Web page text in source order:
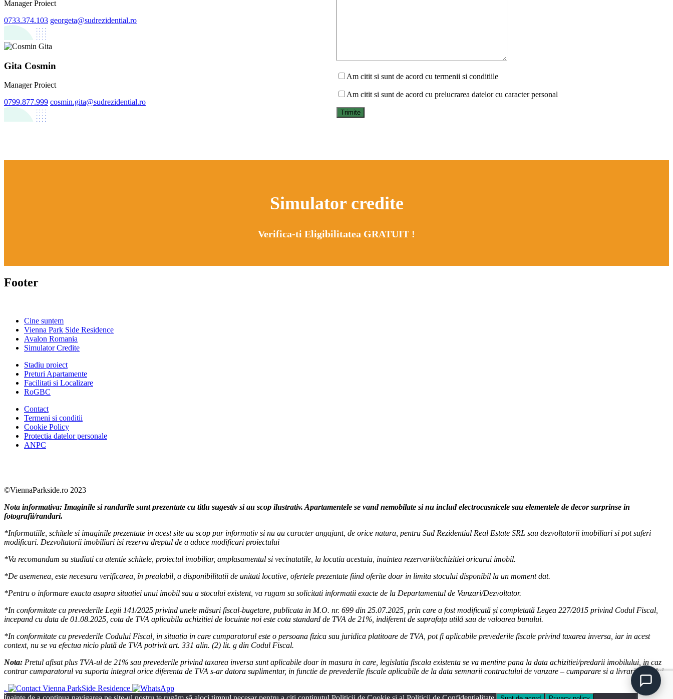
Manager Proiect
0733.374.103 georgeta@sudrezidential.ro
Gita Cosmin
Manager Proiect
0799.877.999 cosmin.gita@sudrezidential.ro
Am citit si sunt de acord cu termenii si conditiile
Am citit si sunt de acord cu prelucrarea datelor cu caracter personal
Simulator credite
Verifica-ti Eligibilitatea GRATUIT !
Footer
Cine suntem
Vienna Park Side Residence
Avalon Romania
Simulator Credite
Stadiu proiect
Preturi Apartamente
Facilitati si Localizare
RoGBC
Contact
Termeni si conditii
Cookie Policy
Protectia datelor personale
ANPC
©ViennaParkside.ro 2023
Nota informativa: Imaginile si randarile sunt prezentate cu titlu sugestiv si au scop ilustrativ. Apartamentele se vand nemobilate si nu includ electrocasnicele sau elementele de decor surprinse in
fotografii/randari.
*Informatiile, schitele si imaginile prezentate in acest site au scop pur informativ si nu au caracter angajant, de orice natura, pentru Sud Rezidential Real Estate SRL sau dezvoltatorii imobiliari si pot suferi
modificari. Dezvoltatorii imobiliari isi rezerva dreptul de a aduce modificari proiectului
*Va recomandam sa studiati cu atentie schitele, proiectul imobiliar, amplasamentul si vecinatatile, la locatia acestuia, inaintea rezervarii/achizitiei oricarui imobil.
*De asemenea, este necesara verificarea, în prealabil, a disponibilitatii de unitati locative, ofertele prezentate fiind oferite doar in limita stocului disponibil la un moment dat.
*Pentru o informare exacta asupra situatiei unui imobil sau a stocului existent, va rugam sa solicitati informatii exacte de la Departamentul de Vanzari/Dezvoltator.
*In conformitate cu prevederile Legii 141/2025 privind unele măsuri fiscal-bugetare, publicata in M.O. nr. 699 din 25.07.2025, prin care a fost modificată și completată Legea 227/2015 privind Codul Fiscal,
incepand cu data de 01.08.2025, cota de TVA aplicabila achizitiei de locuinte noi este cota standard de TVA de 21%, indiferent de suprafața utilă sau de valoarea bunului.
*In conformitate cu prevederile Codului Fiscal, in situatia in care cumparatorul este o persoana fizica sau juridica platitoare de TVA, pot fi aplicabile prevederile fiscale privind taxarea inversa, iar in acest
context, nu se va efectua nicio plată de TVA potrivit art. 331 alin. (2) lit. g din Codul Fiscal.
Nota: Pretul afisat plus TVA-ul de 21% sau prevederile privind taxarea inversa sunt aplicabile doar in masura in care, legislatia fiscala existenta se va mentine pana la data achizitiei/predarii imobilului, in caz
contrar cumparatorul va suporta integral orice diferenta de TVA s-ar datora suplimentar, in functie de prevederile fiscale aplicabile de la data semnarii contractului de vanzare – cumparare si a livrarii bunului.
.